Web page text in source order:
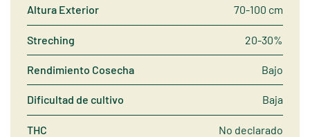
Altura Exterior 70-100 cm
Streching 20-30%
Rendimiento Cosecha Bajo
Dificultad de cultivo Baja
THC No declarado